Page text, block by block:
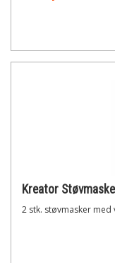
Kreator
2 stk. støvmasker med